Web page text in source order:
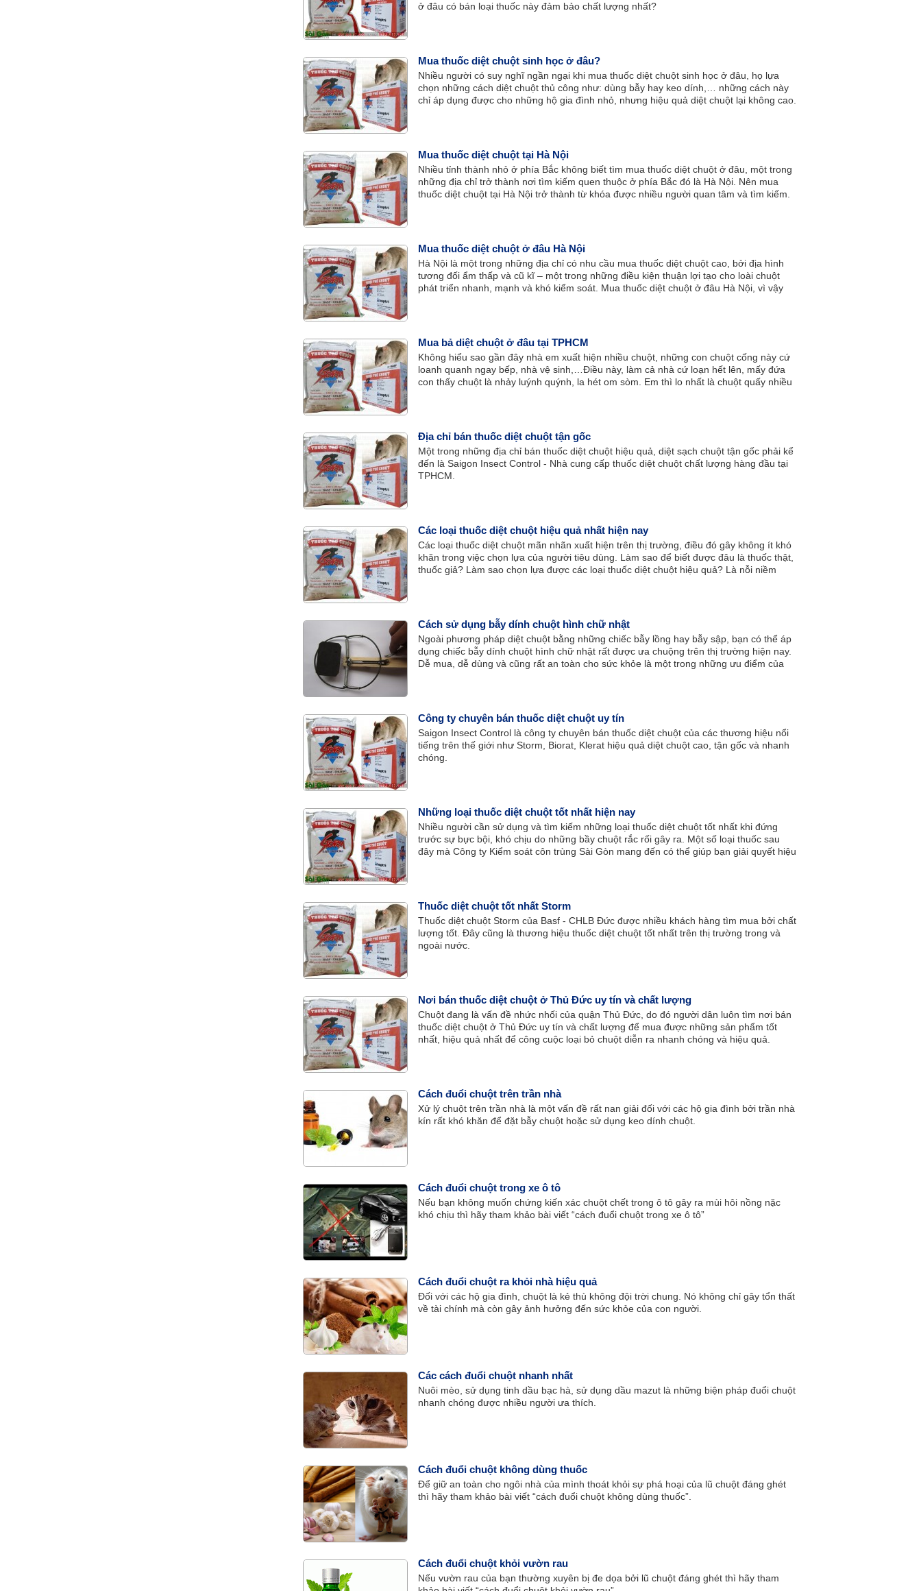
ở đâu có bán loại thuốc này đảm bảo chất lượng nhất?
Mua thuốc diệt chuột sinh học ở đâu?
Nhiều người có suy nghĩ ngần ngại khi mua thuốc diệt chuột sinh học ở đâu, họ lựa
chọn những cách diệt chuột thủ công như: dùng bẫy hay keo dính,… những cách này
chỉ áp dụng được cho những hộ gia đình nhỏ, nhưng hiệu quả diệt chuột lại không cao.
Mua thuốc diệt chuột tại Hà Nội
Nhiều tỉnh thành nhỏ ở phía Bắc không biết tìm mua thuốc diệt chuột ở đâu, một trong
những địa chỉ trở thành nơi tìm kiếm quen thuộc ở phía Bắc đó là Hà Nội. Nên mua
thuốc diệt chuột tại Hà Nội trở thành từ khóa được nhiều người quan tâm và tìm kiếm.
Mua thuốc diệt chuột ở đâu Hà Nội
Hà Nội là một trong những địa chỉ có nhu cầu mua thuốc diệt chuột cao, bởi địa hình
tương đối ẩm thấp và cũ kĩ – một trong những điều kiện thuận lợi tạo cho loài chuột
phát triển nhanh, mạnh và khó kiểm soát. Mua thuốc diệt chuột ở đâu Hà Nội, vì vậy
Mua bả diệt chuột ở đâu tại TPHCM
Không hiểu sao gần đây nhà em xuất hiện nhiều chuột, những con chuột cống này cứ
loanh quanh ngay bếp, nhà vệ sinh,…Điều này, làm cả nhà cứ loạn hết lên, mấy đứa
con thấy chuột là nhảy luýnh quýnh, la hét om sòm. Em thì lo nhất là chuột quấy nhiều
Địa chỉ bán thuốc diệt chuột tận gốc
Một trong những địa chỉ bán thuốc diệt chuột hiệu quả, diệt sạch chuột tận gốc phải kể
đến là Saigon Insect Control - Nhà cung cấp thuốc diệt chuột chất lượng hàng đầu tại
TPHCM.
Các loại thuốc diệt chuột hiệu quả nhất hiện nay
Các loại thuốc diệt chuột mãn nhãn xuất hiện trên thị trường, điều đó gây không ít khó
khăn trong việc chọn lựa của người tiêu dùng. Làm sao để biết được đâu là thuốc thật,
thuốc giả? Làm sao chọn lựa được các loại thuốc diệt chuột hiệu quả? Là nỗi niềm
Cách sử dụng bẫy dính chuột hình chữ nhật
Ngoài phương pháp diệt chuột bằng những chiếc bẫy lồng hay bẫy sập, bạn có thể áp
dụng chiếc bẫy dính chuột hình chữ nhật rất được ưa chuộng trên thị trường hiện nay.
Dễ mua, dễ dùng và cũng rất an toàn cho sức khỏe là một trong những ưu điểm của
Công ty chuyên bán thuốc diệt chuột uy tín
Saigon Insect Control là công ty chuyên bán thuốc diệt chuột của các thương hiệu nổi
tiếng trên thế giới như Storm, Biorat, Klerat hiệu quả diệt chuột cao, tận gốc và nhanh
chóng.
Những loại thuốc diệt chuột tốt nhất hiện nay
Nhiều người cần sử dụng và tìm kiếm những loại thuốc diệt chuột tốt nhất khi đứng
trước sự bực bội, khó chịu do những bầy chuột rắc rối gây ra. Một số loại thuốc sau
đây mà Công ty Kiểm soát côn trùng Sài Gòn mang đến có thể giúp bạn giải quyết hiệu
Thuốc diệt chuột tốt nhất Storm
Thuốc diệt chuột Storm của Basf - CHLB Đức được nhiều khách hàng tìm mua bởi chất
lượng tốt. Đây cũng là thương hiệu thuốc diệt chuột tốt nhất trên thị trường trong và
ngoài nước.
Nơi bán thuốc diệt chuột ở Thủ Đức uy tín và chất lượng
Chuột đang là vấn đề nhức nhối của quận Thủ Đức, do đó người dân luôn tìm nơi bán
thuốc diệt chuột ở Thủ Đức uy tín và chất lượng để mua được những sản phẩm tốt
nhất, hiệu quả nhất để công cuộc loại bỏ chuột diễn ra nhanh chóng và hiệu quả.
Cách đuổi chuột trên trần nhà
Xử lý chuột trên trần nhà là một vấn đề rất nan giải đối với các hộ gia đình bởi trần nhà
kín rất khó khăn để đặt bẫy chuột hoặc sử dụng keo dính chuột.
Cách đuổi chuột trong xe ô tô
Nếu bạn không muốn chứng kiến xác chuột chết trong ô tô gây ra mùi hôi nồng nặc
khó chịu thì hãy tham khảo bài viết “cách đuổi chuột trong xe ô tô”
Cách đuổi chuột ra khỏi nhà hiệu quả
Đối với các hộ gia đình, chuột là kẻ thù không đội trời chung. Nó không chỉ gây tổn thất
về tài chính mà còn gây ảnh hưởng đến sức khỏe của con người.
Các cách đuổi chuột nhanh nhất
Nuôi mèo, sử dụng tinh dầu bạc hà, sử dụng dầu mazut là những biện pháp đuổi chuột
nhanh chóng được nhiều người ưa thích.
Cách đuổi chuột không dùng thuốc
Để giữ an toàn cho ngôi nhà của mình thoát khỏi sự phá hoại của lũ chuột đáng ghét
thì hãy tham khảo bài viết “cách đuổi chuột không dùng thuốc”.
Cách đuổi chuột khỏi vườn rau
Nếu vườn rau của bạn thường xuyên bị đe dọa bởi lũ chuột đáng ghét thì hãy tham